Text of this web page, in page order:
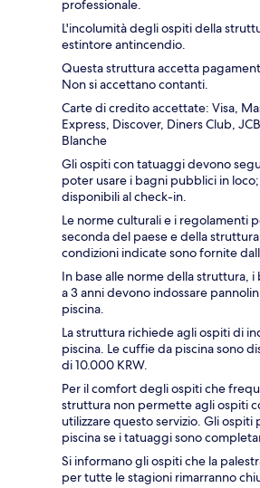
professionale.
L'incolumità degli ospiti della
estintore antincendio.
Questa struttura accetta
Non si accettano contanti.
Carte di credito accettate: Visa,
Express, Discover, Diners Club,
Blanche
Gli ospiti con tatuaggi devono
poter usare i bagni pubblici in
disponibili al check-in.
Le norme culturali e i regolamenti
seconda del paese e della
condizioni indicate sono fornite
In base alle norme della struttura,
a 3 anni devono indossare
piscina.
La struttura richiede agli ospiti di
piscina. Le cuffie da piscina sono
di 10.000 KRW.
Per il comfort degli ospiti che
struttura non permette agli ospiti
utilizzare questo servizio. Gli ospiti
piscina se i tatuaggi sono
Si informano gli ospiti che la
per tutte le stagioni rimarranno